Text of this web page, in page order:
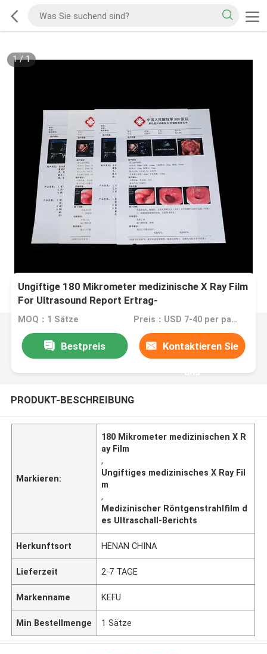
1/1
Ungiftige 180 Mikrometer medizinische X Ray Film
For Ultrasound Report Ertrag-
MOQ：1 Sätze Preis：USD 7-40 per pack
Bestpreis Kontaktieren Sie
uns
PRODUKT-BESCHREIBUNG
Markieren:
180 Mikrometer medizinischen X R
ay Film
,
Ungiftiges medizinisches X Ray Fil
m
,
Medizinischer Röntgenstrahlfilm d
es Ultraschall-Berichts
Herkunftsort HENAN CHINA
Lieferzeit 2-7 TAGE
Markenname KEFU
Min Bestellmenge 1 Sätze